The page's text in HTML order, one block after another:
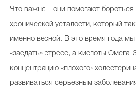
Что важно – они помогают
хронической усталости, который
именно весной. В это время года
«заедать» стресс, а кислоты
концентрацию «плохого»
развиваться серьезным